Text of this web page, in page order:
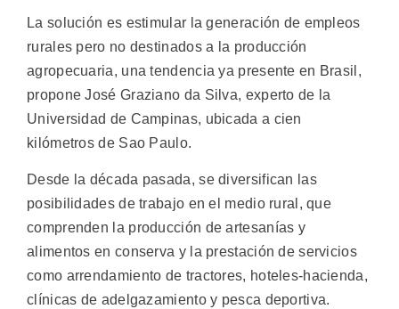
La solución es estimular la generación de empleos
rurales pero no destinados a la producción
agropecuaria, una tendencia ya presente en Brasil,
propone José Graziano da Silva, experto de la
Universidad de Campinas, ubicada a cien
kilómetros de Sao Paulo.
Desde la década pasada, se diversifican las
posibilidades de trabajo en el medio rural, que
comprenden la producción de artesanías y
alimentos en conserva y la prestación de servicios
como arrendamiento de tractores, hoteles-hacienda,
clínicas de adelgazamiento y pesca deportiva.